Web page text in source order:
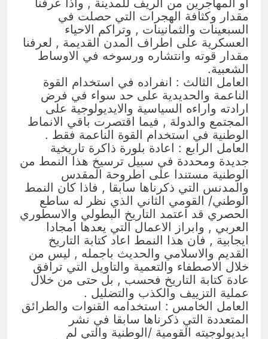
مقدار وكثافة الهجرات التي حصلت في
السبعينات والثمانينات , وتراكم الاحياء
العسكرية على اطراف المدن القديمة , لعرفنا
مقدار قوته وانتشاره ورسوخه في الاوساط
الشعبية.
العامل الثالث : انفراده في استخدام القوة
الناعمة والحديدية على حد سواء في فرض
ارادته واراءه السياسية والايديولوجية على
المجتمع والدولة , فيما اقتصرت باقي الانماط
الوطنية في استخدام القوة الناعمة فقط .
العامل الرابع : اعادة بلورة ذاكرة تاريخية
جديدة ومحددة في سبيل ترسيخ هذا النمط من
الوطنية مستندا على اطروحة المقدس
والمدنس التي ذكرناها سابقا , فاذا كان النمط
الوطني/ القومي الثاني الذي نظر له ساطع
الحصري قد اعتمد التاريخ البطولي والاسطوري
العربي , وابراز الاعمال التي يعدها امجادا
ايجابية , فان هذا النمط اعاد كتابة التاريخ
القديم والاسلامي والحديث باجمله , ليس من
خلال الاصطفاء والتعمية والتاويل التي ترافق
عادة كتابة التاريخ فحسب , بل حتى من خلال
عملية التزييف والكذب والتضليل .
العامل الخامس : استخدامه القنوات والطرائق
المتعددة التي ذكرناها سابقا في نشر
ايديولوجيته القومية /الوطنية والتي لم